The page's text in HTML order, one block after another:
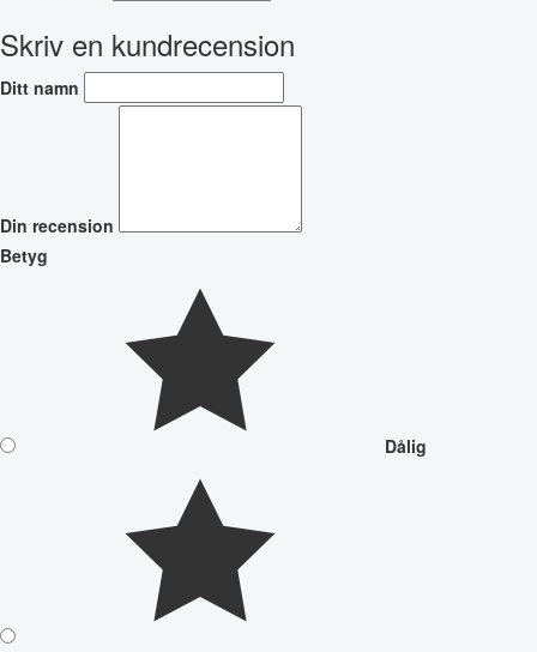
Skriv en kundrecension
Ditt namn
Din recension
Betyg
Dålig